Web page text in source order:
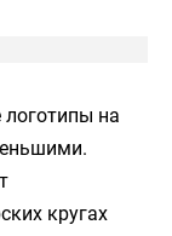
логотипы на
кругах